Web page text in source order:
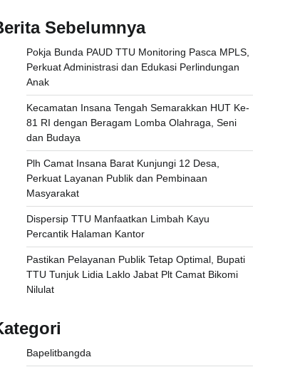
Sebelumnya
Pokja Bunda PAUD TTU Monitoring Pasca MPLS,
Perkuat Administrasi dan Edukasi Perlindungan
Anak
Kecamatan Insana Tengah Semarakkan HUT Ke-
81 RI dengan Beragam Lomba Olahraga, Seni
dan Budaya
Plh Camat Insana Barat Kunjungi 12 Desa,
Perkuat Layanan Publik dan Pembinaan
Masyarakat
Dispersip TTU Manfaatkan Limbah Kayu
Percantik Halaman Kantor
Pastikan Pelayanan Publik Tetap Optimal, Bupati
TTU Tunjuk Lidia Laklo Jabat Plt Camat Bikomi
Nilulat
Bapelitbangda